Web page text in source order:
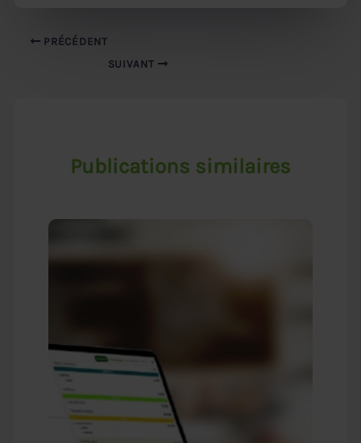
PRÉCÉDENT
SUIVANT
Publications similaires